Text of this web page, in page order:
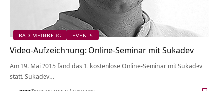
BAD MEINBERG EVENTS
Video-Aufzeichnung: Online-Seminar mit Sukadev
Am 19. Mai 2015 fand das 1. kostenlose Online-Seminar mit Sukadev
statt. Sukadev…